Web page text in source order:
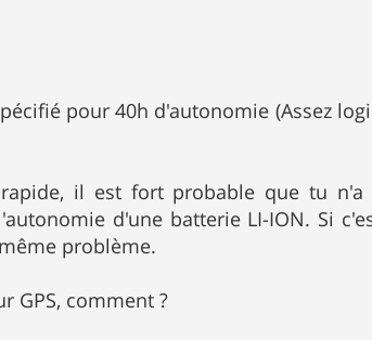
pour 40h d'autonomie (Assez
il est fort probable que tu n'a
d'une batterie LI-ION. Si
problème.
GPS, comment ?